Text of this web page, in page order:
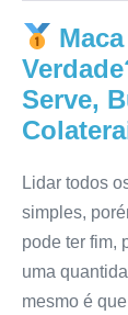
Onde
Bula,
Aqui,
Livre
Serve,
Lidar todos
simples,
pode ter fim,
uma
mesmo é